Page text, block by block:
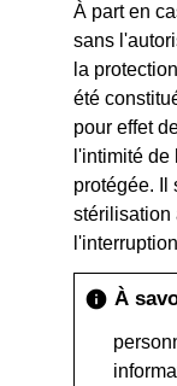
À part en
sans
la
été
pour effet
l'intimité
protégée. Il
stérilisation
info À